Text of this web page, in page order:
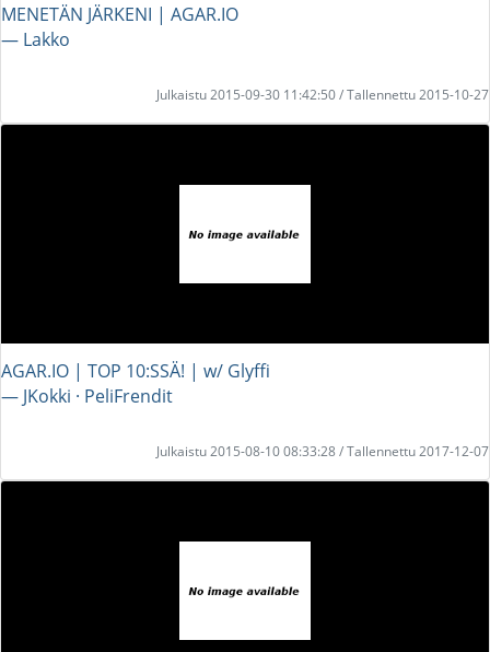
MENETÄN JÄRKENI | AGAR.IO
― Lakko
Julkaistu 2015-09-30 11:42:50 / Tallennettu 2015-10-27
AGAR.IO | TOP 10:SSÄ! | w/ Glyffi
― JKokki · PeliFrendit
Julkaistu 2015-08-10 08:33:28 / Tallennettu 2017-12-07